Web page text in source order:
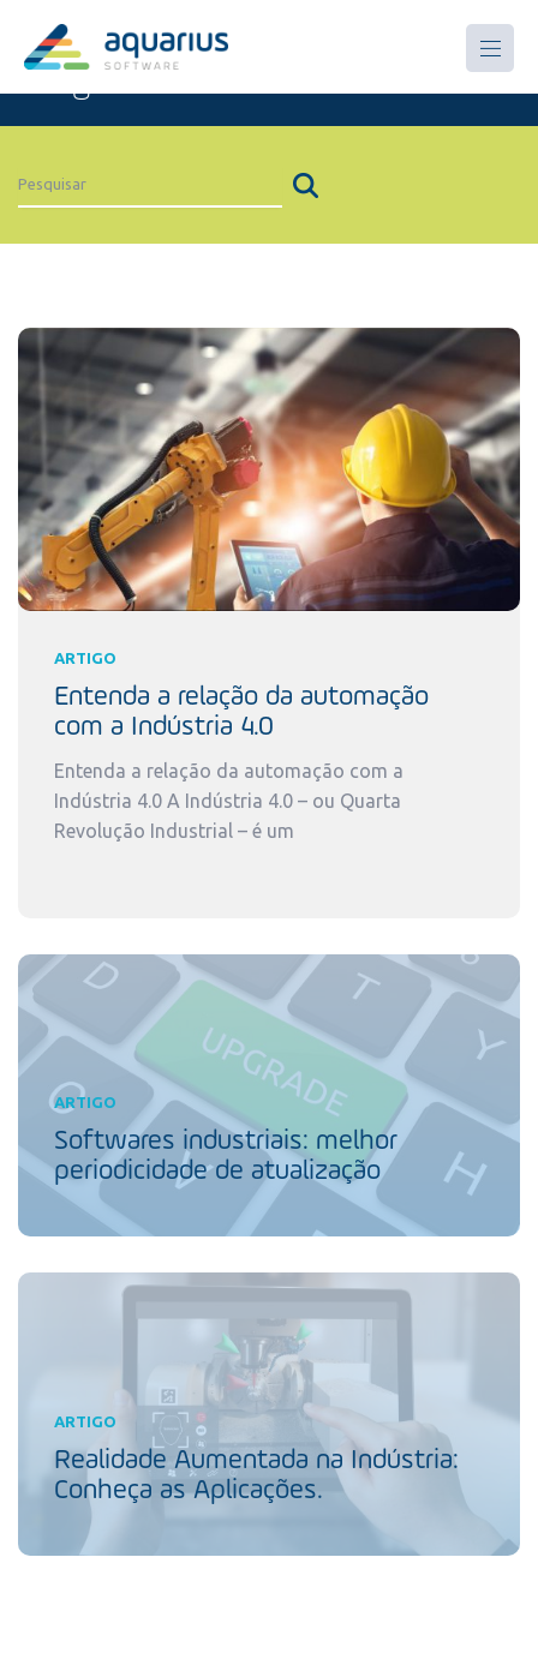
Artigos
ARTIGO
Entenda a relação da automação
com a Indústria 4.0
Entenda a relação da automação com a
Indústria 4.0 A Indústria 4.0 – ou Quarta
Revolução Industrial – é um
ARTIGO
Softwares industriais: melhor
periodicidade de atualização
ARTIGO
Realidade Aumentada na Indústria:
Conheça as Aplicações.